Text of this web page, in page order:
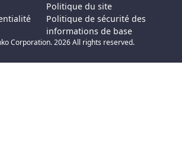
Politique du site
Politique de sécurité des
informations de base
Corporation. 2026 All rights reserved.